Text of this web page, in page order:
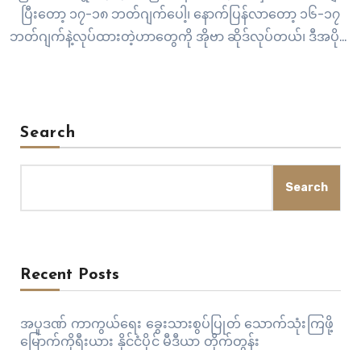
ပြီးတော့ ၁၇-၁၈ ဘတ်ဂျက်ပေါ့၊ နောက်ပြန်လာတော့ ၁၆-၁၇
ဘတ်ဂျက်နဲ့လုပ်ထားတဲ့ဟာတွေကို အိုဗာ ဆိုဒ်လုပ်တယ်၊ ဒီအပိုင်း
Search
Search
Recent Posts
အပူဒဏ် ကာကွယ်ရေး ခွေးသားစွပ်ပြုတ် သောက်သုံးကြဖို့
မြောက်ကိုရီးယား နိုင်ငံပိုင် မီဒီယာ တိုက်တွန်း